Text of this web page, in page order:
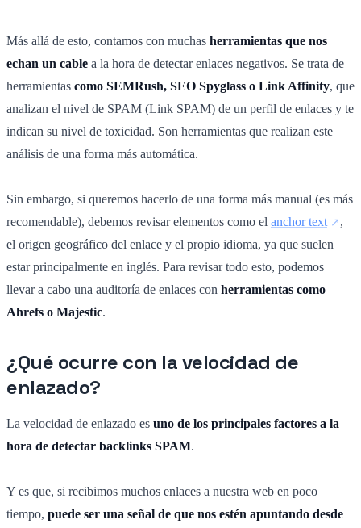
Más allá de esto, contamos con muchas herramientas que nos
echan un cable a la hora de detectar enlaces negativos. Se trata de
herramientas como SEMRush, SEO Spyglass o Link Affinity, que
analizan el nivel de SPAM (Link SPAM) de un perfil de enlaces y te
indican su nivel de toxicidad. Son herramientas que realizan este
análisis de una forma más automática.
Sin embargo, si queremos hacerlo de una forma más manual (es más
recomendable), debemos revisar elementos como el anchor text
,
el origen geográfico del enlace y el propio idioma, ya que suelen
estar principalmente en inglés. Para revisar todo esto, podemos
llevar a cabo una auditoría de enlaces con herramientas como
Ahrefs o Majestic.
¿Qué ocurre con la velocidad de
enlazado?
La velocidad de enlazado es uno de los principales factores a la
hora de detectar backlinks SPAM.
Y es que, si recibimos muchos enlaces a nuestra web en poco
tiempo, puede ser una señal de que nos estén apuntando desde